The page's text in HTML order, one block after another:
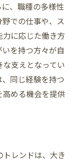
体的なステッ
プ
訣
、職種の多様性
での仕事や、ス
に応じた働き方
を持つ方々が自
支えとなってい
同じ経験を持つ
める機会を提供
レンドは、大き